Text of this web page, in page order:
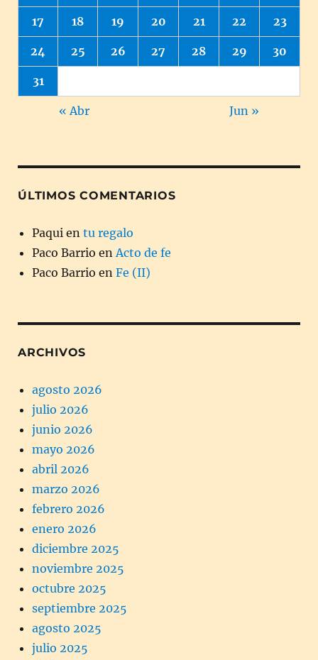
17 18 19 20 21 22 23
24 25 26 27 28 29 30
31
« Abr Jun »
ÚLTIMOS COMENTARIOS
Paqui en tu regalo
Paco Barrio enActo de fe
Paco Barrio en Fe (II)
ARCHIVOS
agosto 2026
julio 2026
junio 2026
mayo 2026
abril 2026
marzo 2026
febrero 2026
enero 2026
diciembre 2025
noviembre 2025
octubre 2025
septiembre 2025
agosto 2025
julio 2025